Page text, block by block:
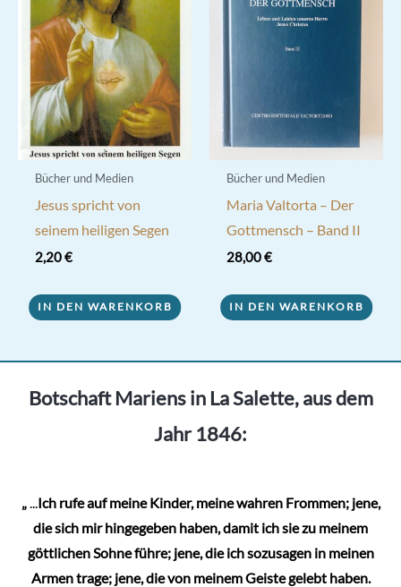
Bücher und Medien
Jesus spricht von
seinem heiligen Segen
2,20€
IN DEN WARENKORB
Bücher und Medien
Maria Valtorta – Der
Gottmensch – Band II
28,00€
IN DEN WARENKORB
Botschaft Mariens in La Salette, aus dem
Jahr 1846:
„...Ich rufe auf meine Kinder, meine wahren Frommen; jene,
die sich mir hingegeben haben, damit ich sie zu meinem
göttlichen Sohne führe; jene, die ich sozusagen in meinen
Armen trage; jene, die von meinem Geiste gelebt haben.